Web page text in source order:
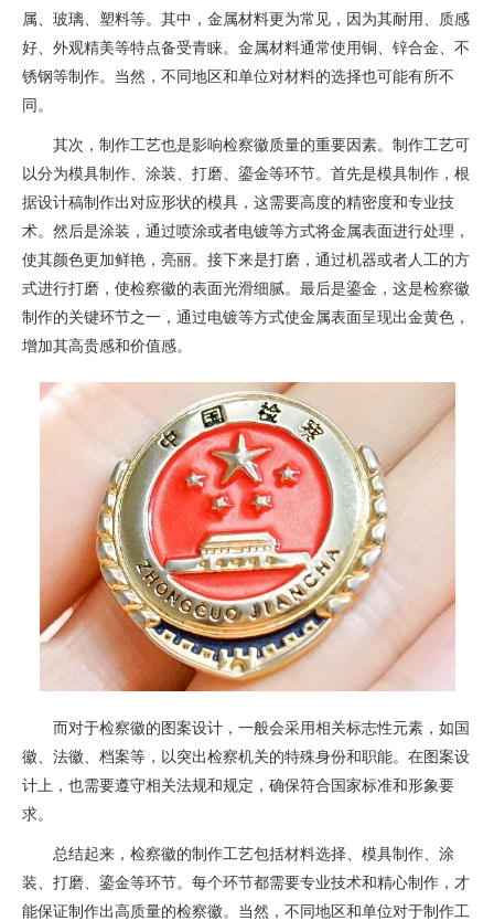
属、玻璃、塑料等。其中，金属材料更为常见，因为其耐用、质感
好、外观精美等特点备受青睐。金属材料通常使用铜、锌合金、不
锈钢等制作。当然，不同地区和单位对材料的选择也可能有所不
同。
其次，制作工艺也是影响检察徽质量的重要因素。制作工艺可
以分为模具制作、涂装、打磨、鎏金等环节。首先是模具制作，根
据设计稿制作出对应形状的模具，这需要高度的精密度和专业技
术。然后是涂装，通过喷涂或者电镀等方式将金属表面进行处理，
使其颜色更加鲜艳，亮丽。接下来是打磨，通过机器或者人工的方
式进行打磨，使检察徽的表面光滑细腻。最后是鎏金，这是检察徽
制作的关键环节之一，通过电镀等方式使金属表面呈现出金黄色，
增加其高贵感和价值感。
而对于检察徽的图案设计，一般会采用相关标志性元素，如国
徽、法徽、档案等，以突出检察机关的特殊身份和职能。在图案设
计上，也需要遵守相关法规和规定，确保符合国家标准和形象要
求。
总结起来，检察徽的制作工艺包括材料选择、模具制作、涂
装、打磨、鎏金等环节。每个环节都需要专业技术和精心制作，才
能保证制作出高质量的检察徽。当然，不同地区和单位对于制作工